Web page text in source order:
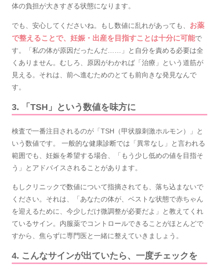
体の負担が大きすぎる状態になります。
でも、安心してくださいね。もし数値に乱れがあっても、 お薬
で整えることで、妊娠・出産を目指すことは十分に可能で
す。「私の体が原因だったんだ……」と自分を責める必要は全
くありません。むしろ、原因がわかれば「治療」という道筋が
見える。それは、前へ進むためのとても前向きな発見なんで
す。
3. 「TSH」という数値を味方に
検査で一番注目されるのが「TSH（甲状腺刺激ホルモン）」と
いう数値です。 一般的な健康診断では「異常なし」と言われる
範囲でも、妊娠を希望する場合、「もう少し低めの値を目指そ
う」とアドバイスされることがあります。
もしクリニックで数値について指摘されても、落ち込まないで
ください。それは、「あなたの体が、ベストな状態で赤ちゃん
を迎えるために、今少しだけ微調整が必要だよ」と教えてくれ
ているサイン。内服薬でコントロールできることがほとんどで
すから、焦らずに専門医と一緒に整えていきましょう。
4. こんなサインが出ていたら、一度チェックを